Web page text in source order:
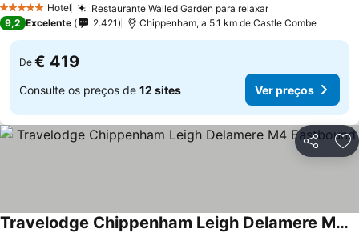
5 Estrelas Hotel Restaurante Walled Garden para relaxar
9,2 Excelente 2.421 Chippenham, a 5.1 km de Castle Combe
De € 419
Consulte os preços de 12 sites Ver preços
Partilhar
Travelodge Chippenham Leigh Delamere M4 Eastbound